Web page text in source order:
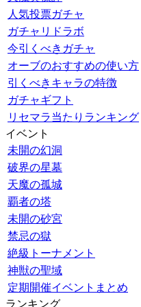
人気投票ガチャ
ガチャリドラボ
今引くべきガチャ
オーブのおすすめの使い方
引くべきキャラの特徴
ガチャギフト
リセマラ当たりランキング
イベント
未開の幻洞
破界の星墓
天魔の孤城
覇者の塔
未開の砂宮
禁忌の獄
絶級トーナメント
神獣の聖域
定期開催イベントまとめ
ランキング